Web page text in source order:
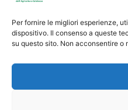
Per fornire le migliori esperienze,
dispositivo. Il consenso a queste
su questo sito. Non acconsentire